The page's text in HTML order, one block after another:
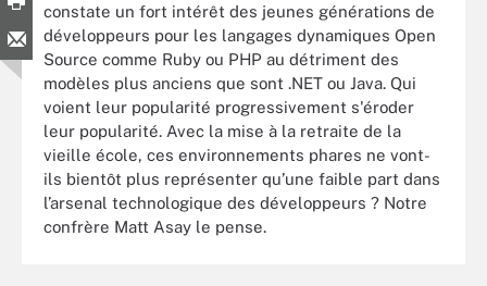
constate un fort intérêt des jeunes générations de
développeurs pour les langages dynamiques Open
Source comme Ruby ou PHP au détriment des
modèles plus anciens que sont .NET ou Java. Qui
voient leur popularité progressivement s'éroder
leur popularité. Avec la mise à la retraite de la
vieille école, ces environnements phares ne vont-
ils bientôt plus représenter qu’une faible part dans
l’arsenal technologique des développeurs ? Notre
confrère Matt Asay le pense.